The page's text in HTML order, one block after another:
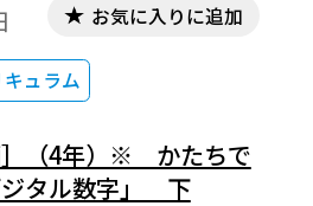
ュラム
お気に入りに追加
］（4年）※ かたちで
タル数字」 下